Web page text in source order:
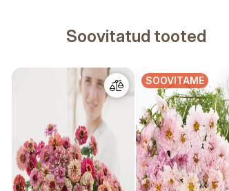
Soovitatud tooted
SOOVITAME